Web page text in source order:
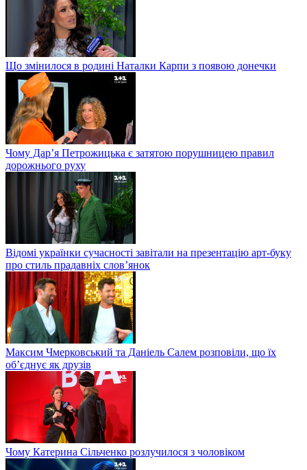
Що змінилося в родині Наталки Карпи з появою донечки
Чому Дар’я Петрожицька є затятою порушницею правил
дорожнього руху
Відомі українки сучасності завітали на презентацію арт-буку
про стиль прадавніх слов’янок
Максим Чмерковський та Даніель Салем розповіли, що їх
об’єднує як друзів
Чому Катерина Сільченко розлучилося з чоловіком